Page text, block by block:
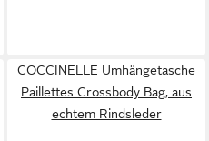
COCCINELLE Umhängetasche
Paillettes Crossbody Bag, aus
echtem Rindsleder